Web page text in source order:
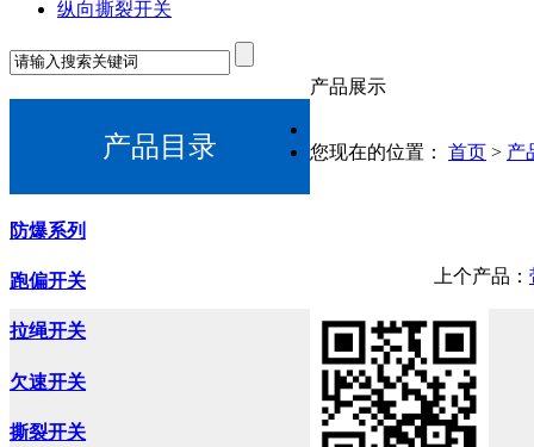
纵向撕裂开关
产品目录
防爆系列
跑偏开关
拉绳开关
欠速开关
撕裂开关
产品展示
您现在的位置： 首页 > 产
上个产品：